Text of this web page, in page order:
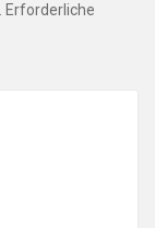
Erforderliche